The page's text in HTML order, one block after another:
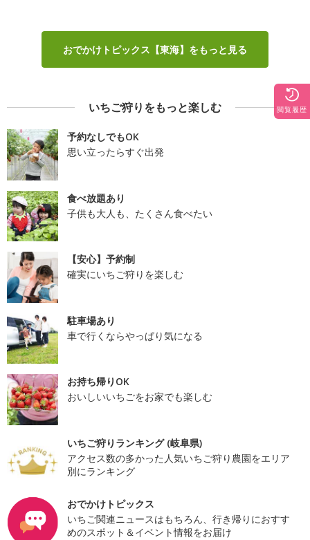
おでかけトピックス【東海】をもっと見る
いちご狩りをもっと楽しむ
予約なしでもOK
思い立ったらすぐ出発
食べ放題あり
子供も大人も、たくさん食べたい
【安心】予約制
確実にいちご狩りを楽しむ
駐車場あり
車で行くならやっぱり気になる
お持ち帰りOK
おいしいいちごをお家でも楽しむ
いちご狩りランキング (岐阜県)
アクセス数の多かった人気いちご狩り農園をエリア
別にランキング
おでかけトピックス
いちご関連ニュースはもちろん、行き帰りにおすす
めのスポット＆イベント情報をお届け
閲覧履歴